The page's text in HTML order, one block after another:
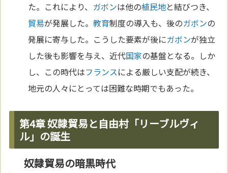
た。これにより、 ガボンは他の植民地と結びつき、
貿易が発展した。教育制度の導入も、後のガボンの
発展に寄与した。こうした要素が後にガボンが独立
した後も影響を与え、近代国家の基盤となる。しか
し、この時代はフランスによる厳しい支配が続き、
地元の人々にとっては困難な時期でもあった。
第4章 奴隷貿易と自由村「リーブルヴィ
ル」の誕生
奴隷貿易の暗黒時代